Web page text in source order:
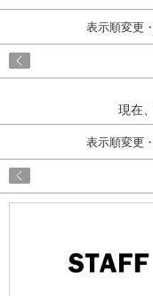
STORE表示順変更
現在
表示順変更